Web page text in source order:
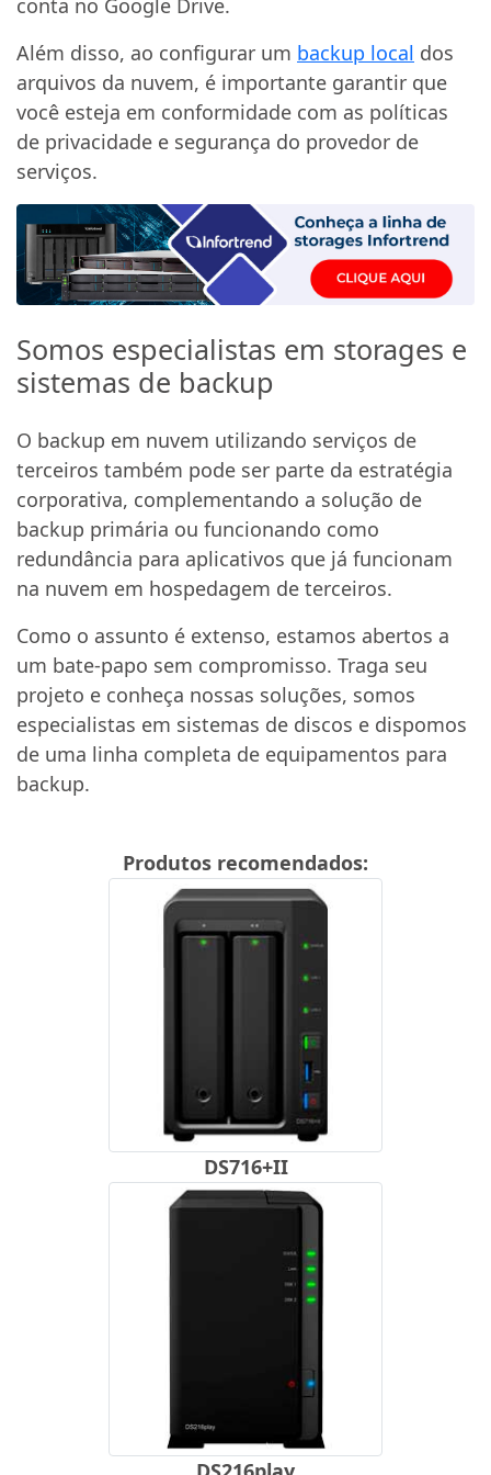
conta no Google Drive.
Além disso, ao configurar um backup local dos
arquivos da nuvem, é importante garantir que
você esteja em conformidade com as políticas
de privacidade e segurança do provedor de
serviços.
Somos especialistas em storages e
sistemas de backup
O backup em nuvem utilizando serviços de
terceiros também pode ser parte da estratégia
corporativa, complementando a solução de
backup primária ou funcionando como
redundância para aplicativos que já funcionam
na nuvem em hospedagem de terceiros.
Como o assunto é extenso, estamos abertos a
um bate-papo sem compromisso. Traga seu
projeto e conheça nossas soluções, somos
especialistas em sistemas de discos e dispomos
de uma linha completa de equipamentos para
backup.
Produtos recomendados:
DS716+II